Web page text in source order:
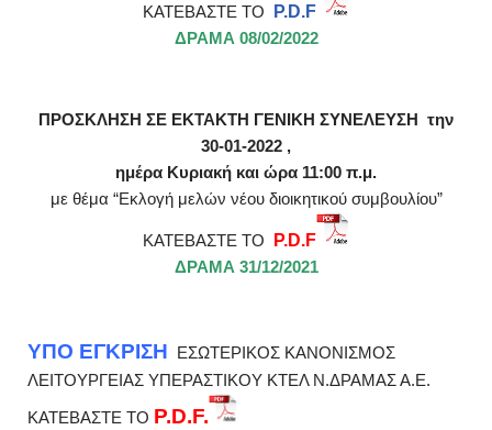
ΚΑΤΕΒΑΣΤΕ ΤΟ
P.D.F
ΔΡΑΜΑ 08/02/2022
ΠΡΟΣΚΛΗΣΗ ΣΕ ΕΚΤΑΚΤΗ ΓΕΝΙΚΗ ΣΥΝΕΛΕΥΣΗ την
30-01-2022 ,
ημέρα Κυριακή και ώρα 11:00 π.μ.
με θέμα “Εκλογή μελών νέου διοικητικού συμβουλίου”
ΚΑΤΕΒΑΣΤΕ ΤΟ
P.D.F
ΔΡΑΜΑ 31/12/2021
ΥΠΟ ΕΓΚΡΙΣΗ ΕΣΩΤΕΡΙΚΟΣ ΚΑΝΟΝΙΣΜΟΣ
ΛΕΙΤΟΥΡΓΕΙΑΣ ΥΠΕΡΑΣΤΙΚΟΥ ΚΤΕΛ Ν.ΔΡΑΜΑΣ Α.Ε.
ΚΑΤΕΒΑΣTΕ ΤΟ P.D.F.